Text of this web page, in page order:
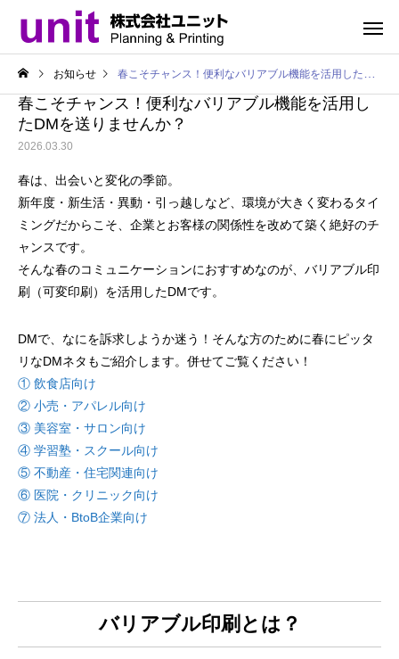
お知らせ 春こそチャンス！便利なバリアブル機能を活用したDMを送りませんか？
春こそチャンス！便利なバリアブル機能を活用し
たDMを送りませんか？
2026.03.30
春は、出会いと変化の季節。
新年度・新生活・異動・引っ越しなど、環境が大きく変わるタイ
ミングだからこそ、企業とお客様の関係性を改めて築く絶好のチ
ャンスです。
そんな春のコミュニケーションにおすすめなのが、バリアブル印
刷（可変印刷）を活用したDMです。
DMで、なにを訴求しようか迷う！そんな方のために春にピッタ
リなDMネタもご紹介します。併せてご覧ください！
① 飲食店向け
② 小売・アパレル向け
③ 美容室・サロン向け
④ 学習塾・スクール向け
⑤ 不動産・住宅関連向け
⑥ 医院・クリニック向け
⑦ 法人・BtoB企業向け
バリアブル印刷とは？